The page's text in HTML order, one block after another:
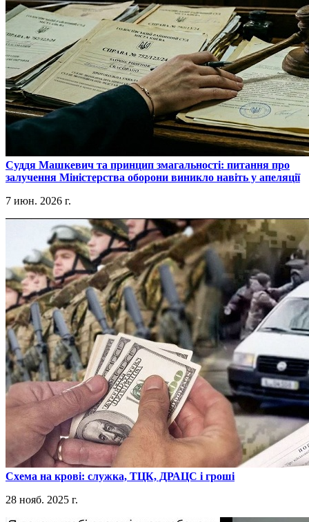
​Суддя Машкевич та принцип змагальності: питання про
залучення Міністерства оборони виникло навіть у апеляції
7 июн. 2026 г.
​Схема на крові: служка, ТЦК, ДРАЦС і гроші
28 нояб. 2025 г.